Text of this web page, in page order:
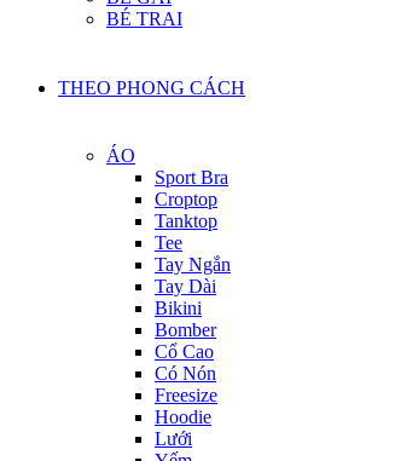
BÉ TRAI
THEO PHONG CÁCH
ÁO
Sport Bra
Croptop
Tanktop
Tee
Tay Ngắn
Tay Dài
Bikini
Bomber
Cổ Cao
Có Nón
Freesize
Hoodie
Lưới